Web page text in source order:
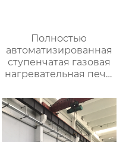
Полностью
автоматизированная
ступенчатая газовая
нагревательная печь,
автоматизированная
газовая
нагревательная печь
для ковки